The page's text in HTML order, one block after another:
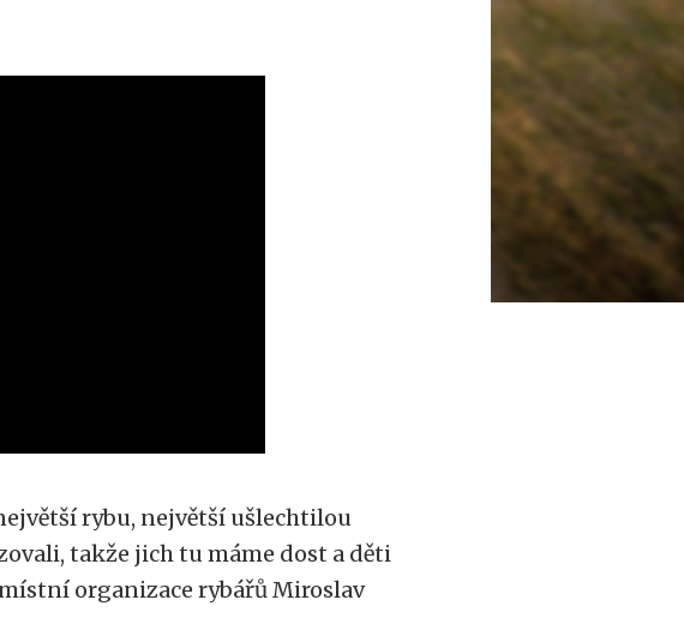
rybu, největší ušlechtilou
takže jich tu máme dost a děti
organizace rybářů Miroslav